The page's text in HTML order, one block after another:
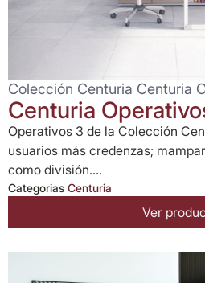
Colección Centuria Centuria
Centuria
Operativos 3 de la Colección
usuarios más credenzas;
como división....
Categorias Centuria
Ver